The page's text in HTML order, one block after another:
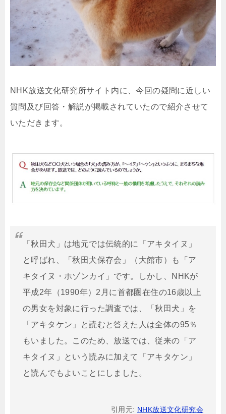
NHK放送文化研究所サイト内に、今回の疑問に近しい
質問及び回答・解説が掲載されていたので紹介させて
いただきます。
「秋田犬」は地元では伝統的に「アキタイヌ」
と呼ばれ、「秋田犬保存会」（大館市）も「ア
キタイヌ・ホゾンカイ」です。しかし、NHKが
平成2年（1990年）2月に首都圏在住の16歳以上
の男女を対象に行った調査では、「秋田犬」を
「アキタケン」と読むと答えた人は全体の95％
もいました。このため、放送では、従来の「ア
キタイヌ」という読みに加えて「アキタケン」
と読んでもよいことにしました。
引用元: NHK放送文化研究会